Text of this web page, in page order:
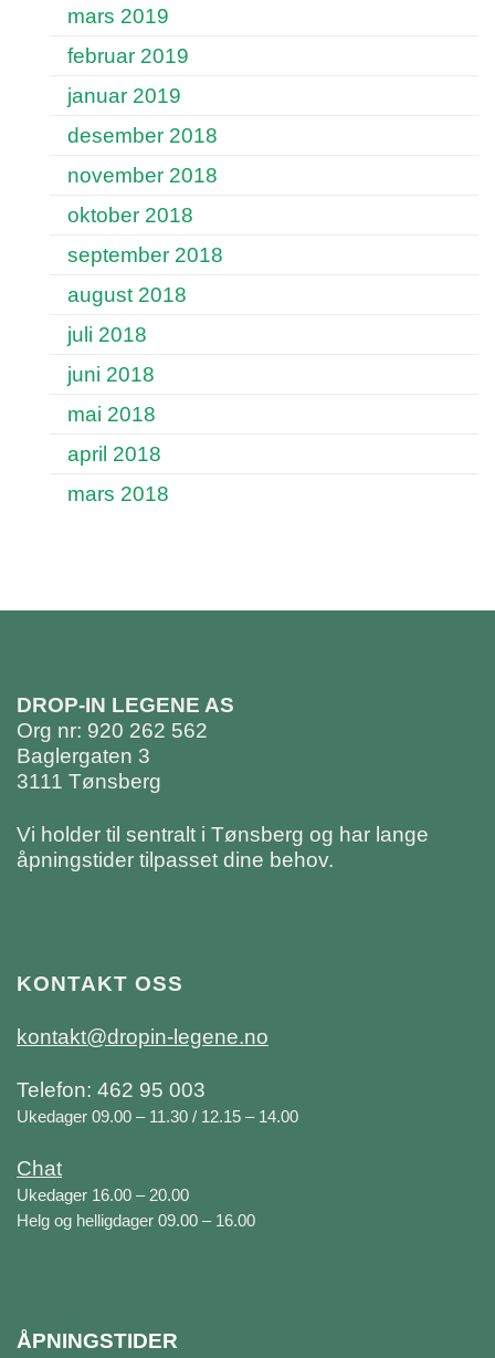
mars 2019
februar 2019
januar 2019
desember 2018
november 2018
oktober 2018
september 2018
august 2018
juli 2018
juni 2018
mai 2018
april 2018
mars 2018
DROP-IN LEGENE AS
Org nr: 920 262 562
Baglergaten 3
3111 Tønsberg
Vi holder til sentralt i Tønsberg og har lange
åpningstider tilpasset dine behov.
KONTAKT OSS
kontakt@dropin-legene.no
Telefon: 462 95 003
Ukedager 09.00 – 11.30 / 12.15 – 14.00
Chat
Ukedager 16.00 – 20.00
Helg og helligdager 09.00 – 16.00
ÅPNINGSTIDER